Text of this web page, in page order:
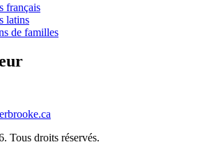
français
latins
de familles
Tous droits réservés.